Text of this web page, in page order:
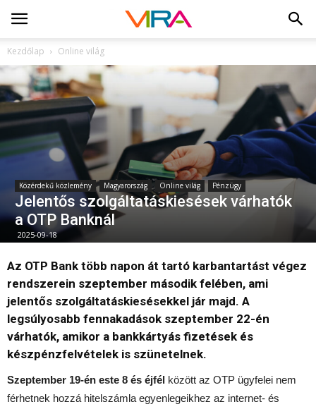
Kezdőlap Online világ
Közérdekű közlemény Magyarország Online világ Pénzügy
Jelentős szolgáltatáskiesések várhatók
a OTP Banknál
2025-09-18
Az OTP Bank több napon át tartó karbantartást végez
rendszerein szeptember második felében, ami
jelentős szolgáltatáskiesésekkel jár majd. A
legsúlyosabb fennakadások szeptember 22-én
várhatók, amikor a bankkártyás fizetések és
készpénzfelvételek is szünetelnek.
Szeptember 19-én este 8 és éjfél között az OTP ügyfelei nem
férhetnek hozzá hitelszámla egyenlegeikhez az internet- és